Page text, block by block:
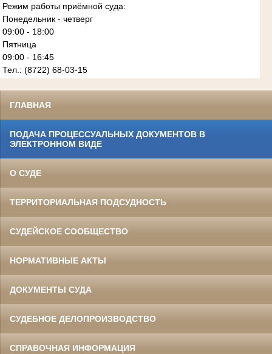
Режим работы приёмной суда:
Понедельник - четверг
09:00 - 18:00
Пятница
09:00 - 16:45
Тел.: (8722) 68-03-15
ГЛАВНАЯ
ПОДАЧА ПРОЦЕССУАЛЬНЫХ ДОКУМЕНТОВ В
ЭЛЕКТРОННОМ ВИДЕ
О СУДЕ
ТЕРРИТОРИАЛЬНАЯ ПОДСУДНОСТЬ
СУДЕЙСКОЕ СООБЩЕСТВО
НОРМАТИВНЫЕ АКТЫ
ДОКУМЕНТЫ СУДА
СУДЕБНОЕ ДЕЛОПРОИЗВОДСТВО
СПРАВОЧНАЯ ИНФОРМАЦИЯ